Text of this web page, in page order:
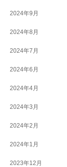
2024年9月
2024年8月
2024年7月
2024年6月
2024年4月
2024年3月
2024年2月
2024年1月
2023年12月